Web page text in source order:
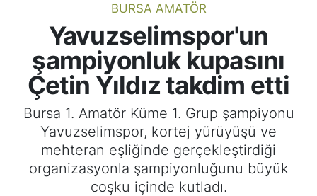
BURSA AMATÖR
Yavuzselimspor'un
şampiyonluk kupasını
Çetin Yıldız takdim etti
Bursa 1. Amatör Küme 1. Grup şampiyonu
Yavuzselimspor, kortej yürüyüşü ve
mehteran eşliğinde gerçekleştirdiği
organizasyonla şampiyonluğunu büyük
coşku içinde kutladı.
Bursa Amatör
Hentbol
Voleybol
Genel
Bursa Trafik Yoğunluk Haritası
TFF 1.Lig Puan Durumu ve Fikstür
Tüm Manşetler
Son Dakika Haberleri
Haber Arşivi